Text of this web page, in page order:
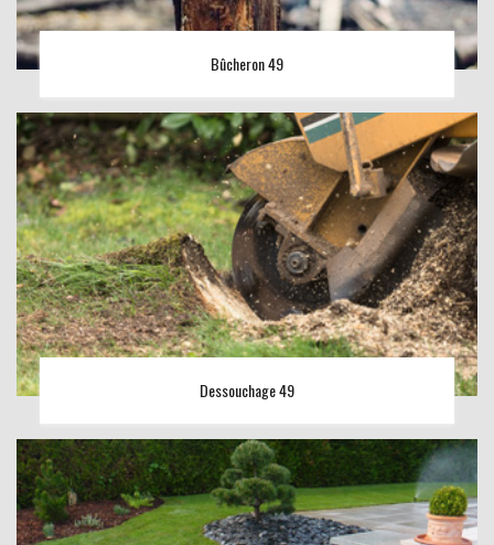
Bûcheron 49
Dessouchage 49